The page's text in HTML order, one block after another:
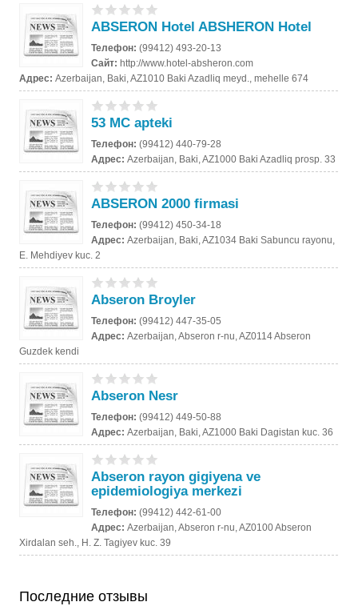
ABSERON Hotel ABSHERON Hotel
Телефон:(99412) 493-20-13
Сайт:http://www.hotel-absheron.com
Адрес:Azerbaijan, Baki, AZ1010 Baki Azadliq meyd., mehelle 674
53 MC apteki
Телефон:(99412) 440-79-28
Адрес:Azerbaijan, Baki, AZ1000 Baki Azadliq prosp. 33
ABSERON 2000 firmasi
Телефон:(99412) 450-34-18
Адрес:Azerbaijan, Baki, AZ1034 Baki Sabuncu rayonu,
E. Mehdiyev kuc. 2
Abseron Broyler
Телефон:(99412) 447-35-05
Адрес:Azerbaijan, Abseron r-nu, AZ0114 Abseron
Guzdek kendi
Abseron Nesr
Телефон:(99412) 449-50-88
Адрес:Azerbaijan, Baki, AZ1000 Baki Dagistan kuc. 36
Abseron rayon gigiyena ve
epidemiologiya merkezi
Телефон:(99412) 442-61-00
Адрес:Azerbaijan, Abseron r-nu, AZ0100 Abseron
Xirdalan seh., H. Z. Tagiyev kuc. 39
Последние отзывы